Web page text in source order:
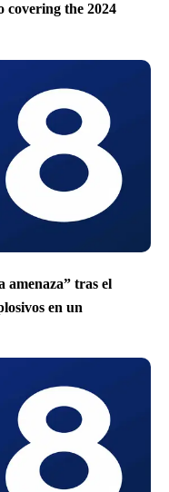
covering the 2024
amenaza” tras el
en un